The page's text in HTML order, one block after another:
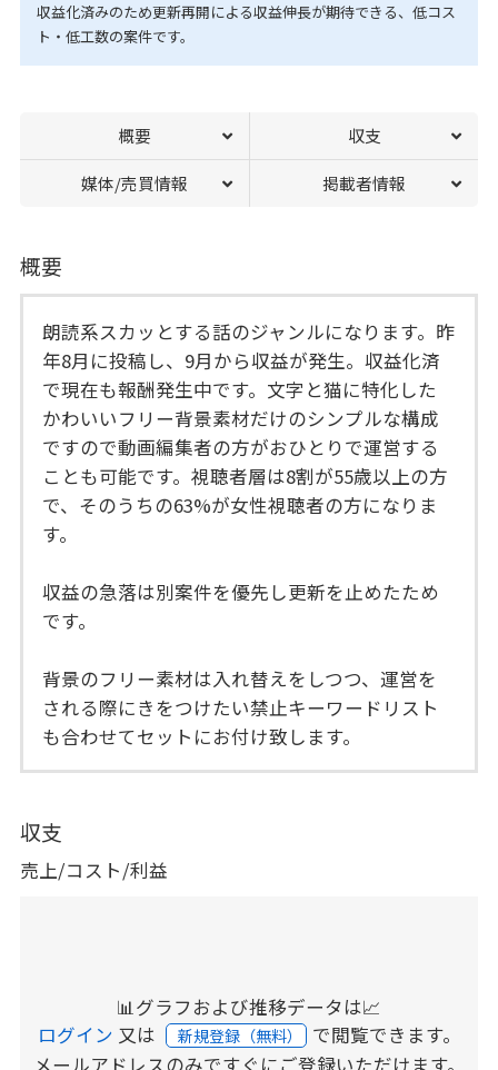
収益化済みのため更新再開による収益伸長が期待できる、低コス
ト・低工数の案件です。
概要 収支
媒体/売買情報 掲載者情報
概要
朗読系スカッとする話のジャンルになります。昨
年8月に投稿し、9月から収益が発生。収益化済
で現在も報酬発生中です。文字と猫に特化した
かわいいフリー背景素材だけのシンプルな構成
ですので動画編集者の方がおひとりで運営する
ことも可能です。視聴者層は8割が55歳以上の方
で、そのうちの63%が女性視聴者の方になりま
す。
収益の急落は別案件を優先し更新を止めたため
です。
背景のフリー素材は入れ替えをしつつ、運営を
される際にきをつけたい禁止キーワードリスト
も合わせてセットにお付け致します。
収支
売上/コスト/利益
📊グラフおよび推移データは📈
ログイン 又は 新規登録（無料） で閲覧できます。
メールアドレスのみですぐにご登録いただけます。